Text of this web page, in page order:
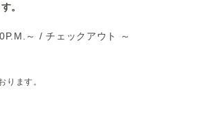
。
～ / チェックアウト ～
ります。